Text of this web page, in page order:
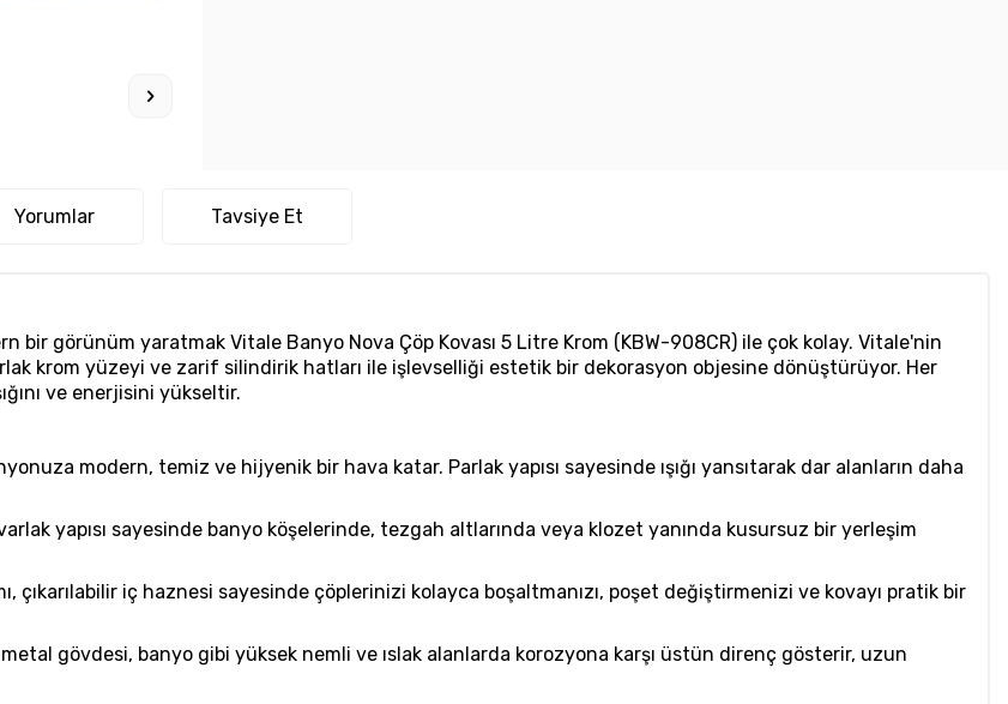
Yorumlar Tavsiye Et
görünüm yaratmak Vitale Banyo Nova Çöp Kovası 5 Litre Krom (KBW-908CR) ile çok kolay. Vitale'nin
krom yüzeyi ve zarif silindirik hatları ile işlevselliği estetik bir dekorasyon objesine dönüştürüyor. Her
ve enerjisini yükseltir.
modern, temiz ve hijyenik bir hava katar. Parlak yapısı sayesinde ışığı yansıtarak dar alanların daha
yapısı sayesinde banyo köşelerinde, tezgah altlarında veya klozet yanında kusursuz bir yerleşim
çıkarılabilir iç haznesi sayesinde çöplerinizi kolayca boşaltmanızı, poşet değiştirmenizi ve kovayı pratik bir
gövdesi, banyo gibi yüksek nemli ve ıslak alanlarda korozyona karşı üstün direnç gösterir, uzun